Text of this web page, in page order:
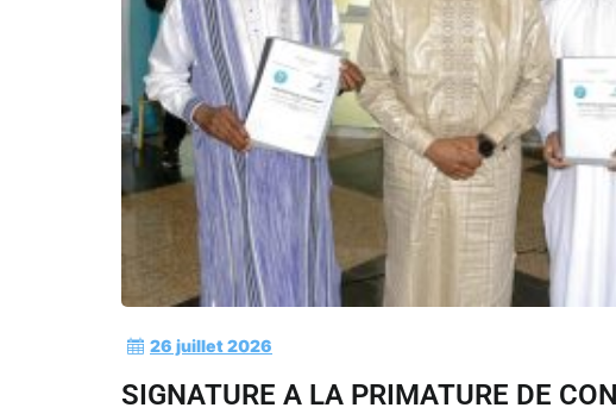
26 juillet 2026
SIGNATURE A LA PRIMATURE DE